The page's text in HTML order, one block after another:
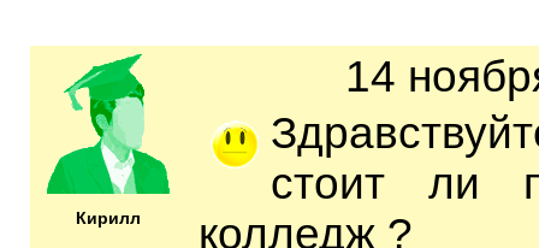
Кирилл
14
стоит ли
колледж ?